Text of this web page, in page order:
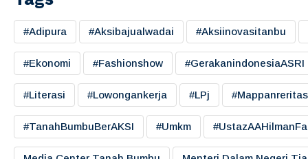
#adipura #aksibajualwadai #aksiinovasitanbu
#ekonomi #fashionshow #gerakanindonesiaASRI
#literasi #lowongankerja #LPj
#TanahBumbuBerAKSI #umkm